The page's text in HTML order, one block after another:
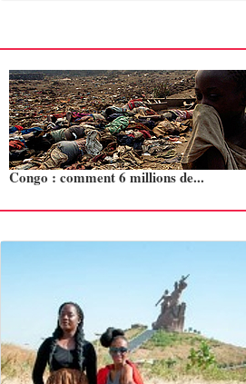
Congo : comment 6 millions de...